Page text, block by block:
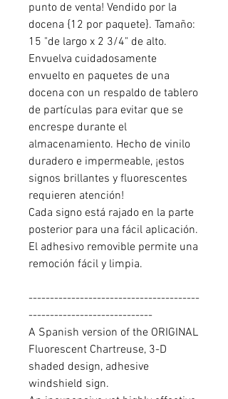
punto de venta! Vendido por la
docena {12 por paquete}. Tamaño:
15 "de largo x 2 3/4" de alto.
Envuelva cuidadosamente
envuelto en paquetes de una
docena con un respaldo de tablero
de partículas para evitar que se
encrespe durante el
almacenamiento. Hecho de vinilo
duradero e impermeable, ¡estos
signos brillantes y fluorescentes
requieren atención!
Cada signo está rajado en la parte
posterior para una fácil aplicación.
El adhesivo removible permite una
remoción fácil y limpia.
----------------------------------------
-----------------------------
A Spanish version of the ORIGINAL
Fluorescent Chartreuse, 3-D
shaded design, adhesive
windshield sign.